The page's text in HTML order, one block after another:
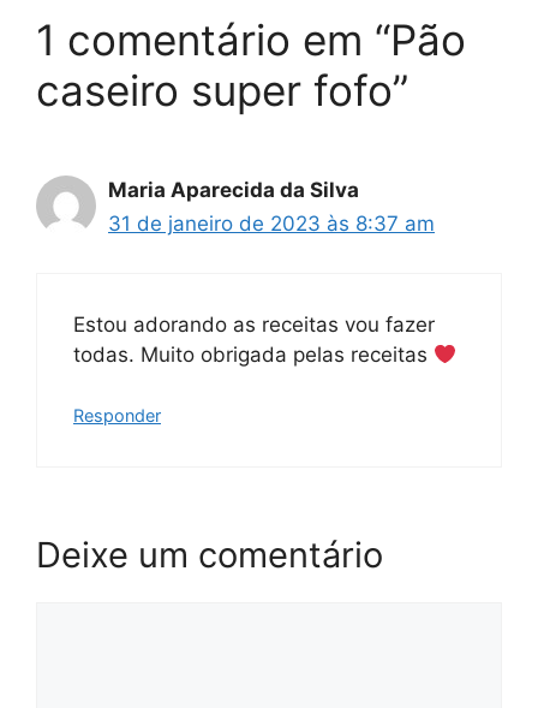
1 comentário em “Pão
caseiro super fofo”
Maria Aparecida da Silva
31 de janeiro de 2023 às 8:37 am
Estou adorando as receitas vou fazer
todas. Muito obrigada pelas receitas
Responder
Deixe um comentário